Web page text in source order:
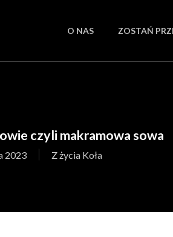
O NAS ZOSTAŃ
czyli makramowa sowa
2023 Z życia Koła